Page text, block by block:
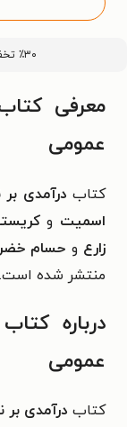
٪۳۰ تخفیف اولین خرید کتاب با کد
معرفی
عمومی
کتاب درآمدی
اسمیت و
زارع و حسام
منتشر شده است.
درباره
عمومی
کتاب درآمدی